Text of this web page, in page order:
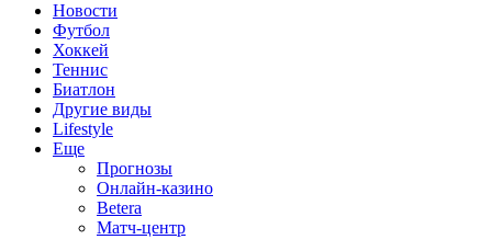
Новости
Футбол
Хоккей
Теннис
Биатлон
Другие виды
Lifestyle
Еще
Прогнозы
Онлайн-казино
Betera
Матч-центр